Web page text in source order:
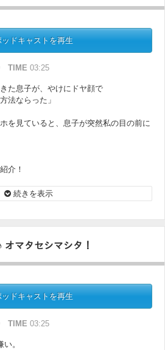
ッドキャストを再生
TIME 03:25
た息子が、やけにドヤ顔で
法ならった」
を見ていると、息子が突然私の目の前に
介！
たんだ？」
スクール出身!?
続きを表示
オマタセシマシタ！
ッドキャストを再生
TIME 03:25
。